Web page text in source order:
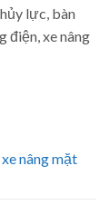
lực, bàn
điện, xe nâng
nâng mặt